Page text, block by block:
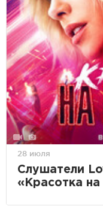
28 июля
Слушатели
«Красотка